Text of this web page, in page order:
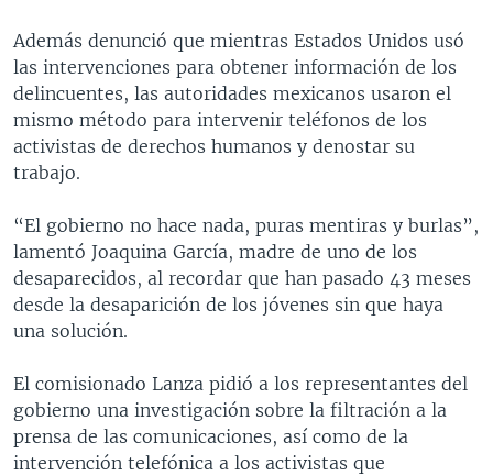
Además denunció que mientras Estados Unidos usó
las intervenciones para obtener información de los
delincuentes, las autoridades mexicanos usaron el
mismo método para intervenir teléfonos de los
activistas de derechos humanos y denostar su
trabajo.
“El gobierno no hace nada, puras mentiras y burlas”,
lamentó Joaquina García, madre de uno de los
desaparecidos, al recordar que han pasado 43 meses
desde la desaparición de los jóvenes sin que haya
una solución.
El comisionado Lanza pidió a los representantes del
gobierno una investigación sobre la filtración a la
prensa de las comunicaciones, así como de la
intervención telefónica a los activistas que